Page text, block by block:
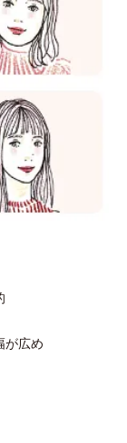
が広め